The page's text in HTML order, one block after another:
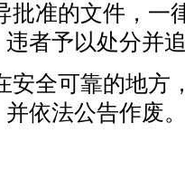
批准的文件，一
者予以处分并
安全可靠的地方
依法公告作废